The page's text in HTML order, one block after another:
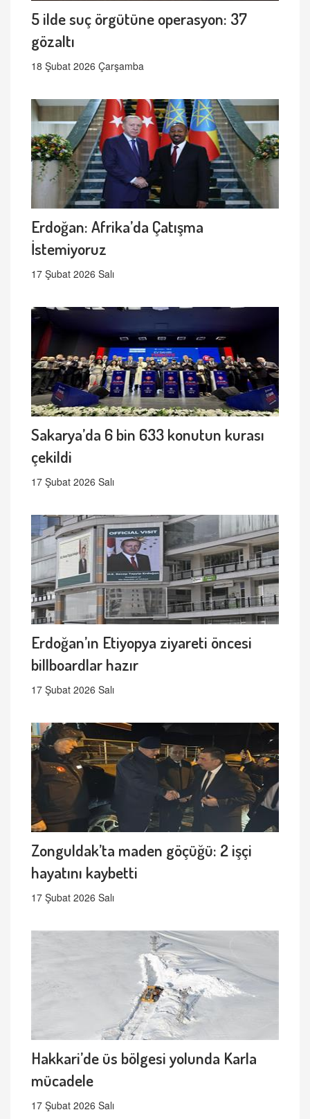
5 ilde suç örgütüne operasyon: 37
gözaltı
18 Şubat 2026 Çarşamba
Erdoğan: Afrika’da Çatışma
İstemiyoruz
17 Şubat 2026 Salı
Sakarya’da 6 bin 633 konutun kurası
çekildi
17 Şubat 2026 Salı
Erdoğan’ın Etiyopya ziyareti öncesi
billboardlar hazır
17 Şubat 2026 Salı
Zonguldak’ta maden göçüğü: 2 işçi
hayatını kaybetti
17 Şubat 2026 Salı
Hakkari’de üs bölgesi yolunda Karla
mücadele
17 Şubat 2026 Salı